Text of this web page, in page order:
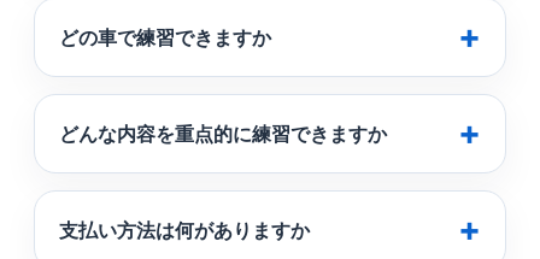
どの車で練習できますか
どんな内容を重点的に練習できますか
支払い方法は何がありますか